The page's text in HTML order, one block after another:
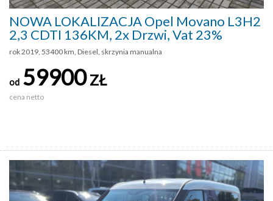
NOWA LOKALIZACJA Opel Movano L3H2
2,3 CDTI 136KM, 2x Drzwi, Vat 23%
rok 2019, 53400 km, Diesel, skrzynia manualna
od 59900ZŁ
cena netto